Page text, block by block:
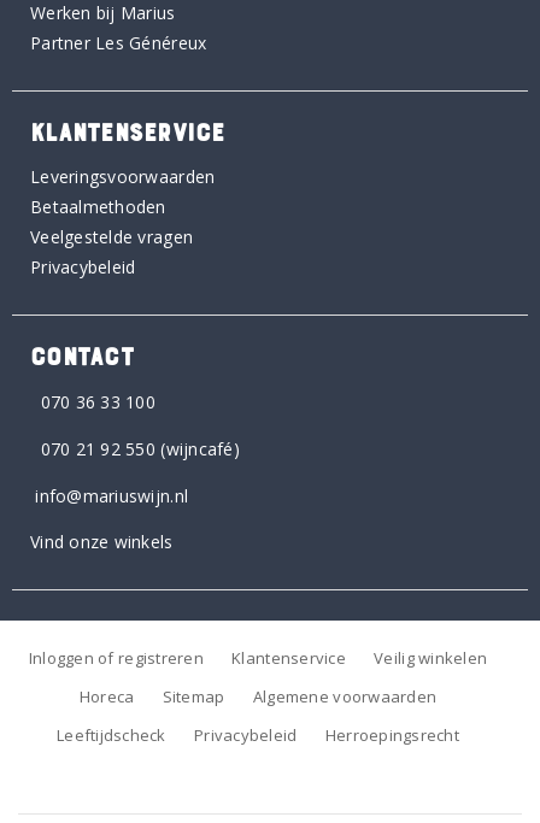
Werken bij Marius
Partner Les Généreux
KLANTENSERVICE
Leveringsvoorwaarden
Betaalmethoden
Veelgestelde vragen
Privacybeleid
CONTACT
070 36 33 100
070 21 92 550 (wijncafé)
info@mariuswijn.nl
Vind onze winkels
Inloggen of registreren Klantenservice
Veilig winkelen
Horeca
Sitemap
Algemene voorwaarden
Leeftijdscheck
Privacybeleid Herroepingsrecht